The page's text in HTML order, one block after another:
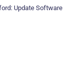
Update Software